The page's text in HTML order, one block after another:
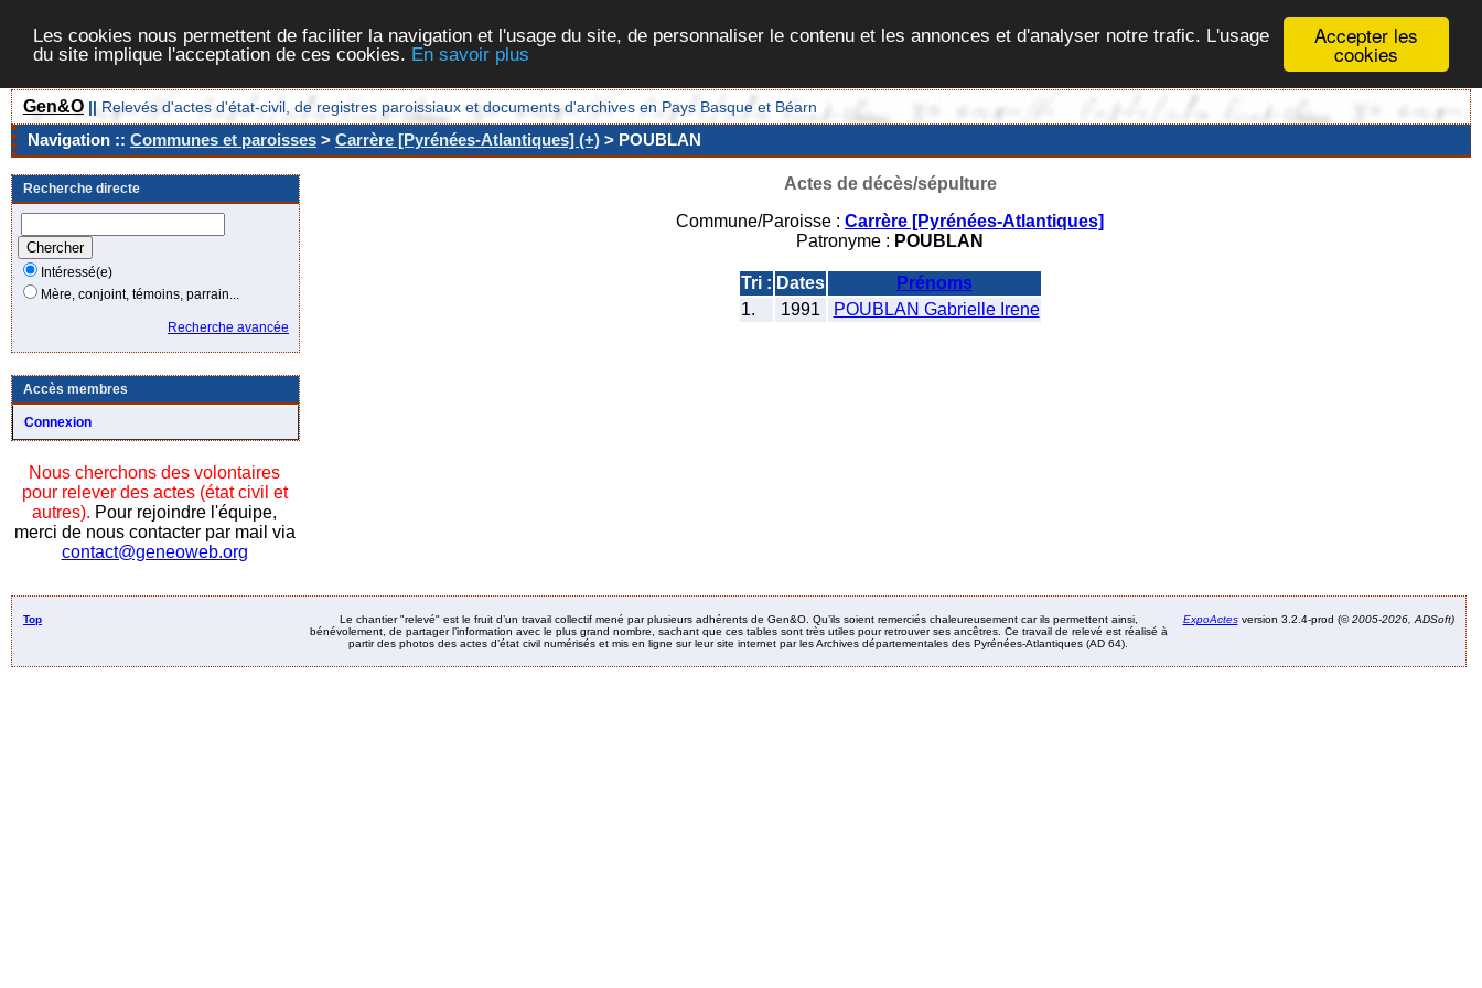
Accepter les
cookies
Les cookies nous permettent de faciliter la navigation et l'usage du site, de personnaliser le contenu et les annonces et d'analyser notre trafic. L'usage
du site implique l'acceptation de ces cookies. En savoir plus
Gen&O || Relevés d'actes d'état-civil, de registres paroissiaux et documents d'archives en Pays Basque et Béarn
Navigation :: Communes et paroisses > Carrère [Pyrénées-Atlantiques] (+) > POUBLAN
Recherche directe
Intéressé(e)
Mère, conjoint, témoins, parrain...
Recherche avancée
Accès membres
Connexion
Nous cherchons des volontaires
pour relever des actes (état civil et
autres). Pour rejoindre l'équipe,
merci de nous contacter par mail via
contact@geneoweb.org
Actes de décès/sépulture
Commune/Paroisse : Carrère [Pyrénées-Atlantiques]
Patronyme : POUBLAN
Tri : Dates
Prénoms
1.
1991 POUBLAN Gabrielle Irene
Top
Le chantier "relevé" est le fruit d’un travail collectif mené par plusieurs adhérents de Gen&O. Qu’ils soient remerciés chaleureusement car ils permettent ainsi,
bénévolement, de partager l’information avec le plus grand nombre, sachant que ces tables sont très utiles pour retrouver ses ancêtres. Ce travail de relevé est réalisé à
partir des photos des actes d’état civil numérisés et mis en ligne sur leur site internet par les Archives départementales des Pyrénées-Atlantiques (AD 64).
ExpoActesversion 3.2.4-prod (©2005-2026, ADSoft)